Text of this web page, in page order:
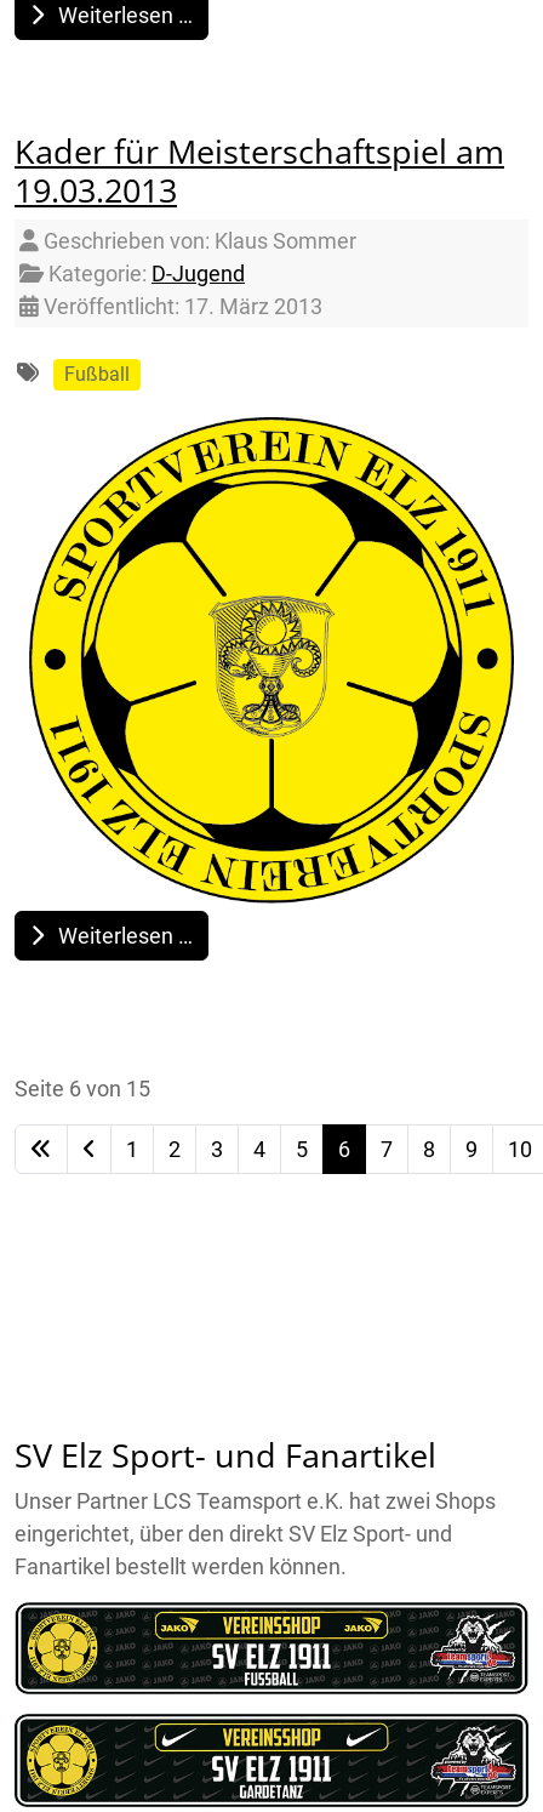
Weiterlesen …
Kader für Meisterschaftspiel am
19.03.2013
Details
Geschrieben von: Klaus Sommer
Kategorie: D-Jugend
Veröffentlicht: 17. März 2013
Fußball
Weiterlesen …
Seite 6 von 15
1 2 3 4 5 6 7 8 9 10
SV Elz Sport- und Fanartikel
Unser Partner LCS Teamsport e.K. hat zwei Shops
eingerichtet, über den direkt SV Elz Sport- und
Fanartikel bestellt werden können.